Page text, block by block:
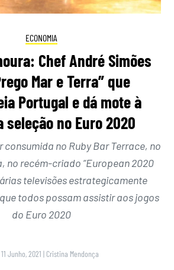
ECONOMIA
Chef André Simões
Mar e Terra” que
Portugal e dá mote à
seleção no Euro 2020
consumida no Ruby Bar Terrace, no
no recém-criado “European 2020
televisões estrategicamente
todos possam assistir aos jogos
do Euro 2020
Junho, 2021 | Cristina Mendonça